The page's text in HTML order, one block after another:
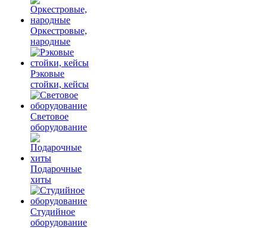
Оркестровые,
народные
Рэковые
стойки, кейсы
Световое
оборудование
Подарочные
хиты
Студийное
оборудование